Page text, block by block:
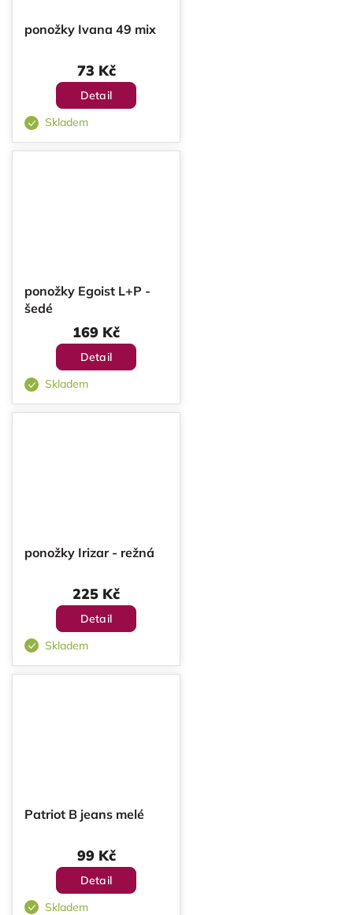
ponožky Ivana 49 mix
73 Kč
Detail
Skladem
ponožky Egoist L+P -
šedé
169 Kč
Detail
Skladem
ponožky Irizar - režná
225 Kč
Detail
Skladem
Patriot B jeans melé
99 Kč
Detail
Skladem